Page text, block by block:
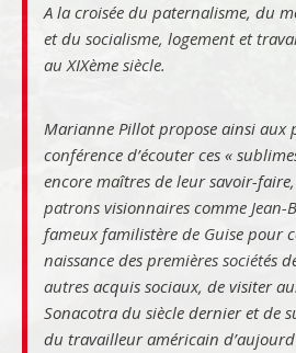
A la croisée du paternalisme, du
et du socialisme, logement et
au XIXème siècle.
Marianne Pillot propose ainsi aux
conférence d’écouter ces «
encore maîtres de leur savoir-
patrons visionnaires comme Jean-
fameux familistère de Guise pour
naissance des premières sociétés
autres acquis sociaux, de visiter
Sonacotra du siècle dernier et de
du travailleur américain